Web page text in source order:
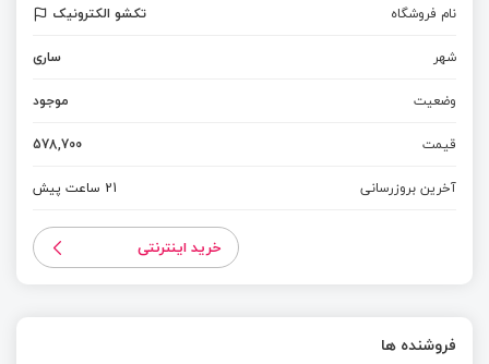
نام فروشگاه
تکشو الکترونیک
شهر
ساری
وضعیت
موجود
قیمت
578,700
آخرین بروزرسانی
21 ساعت پیش
خرید اینترنتی
فروشنده ها